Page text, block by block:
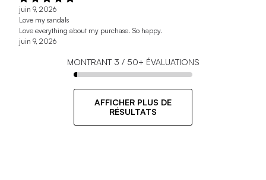
juin 9, 2026
Love my sandals
Love everything about my purchase. So happy.
juin 9, 2026
MONTRANT 3 / 50+ ÉVALUATIONS
AFFICHER PLUS DE
RÉSULTATS